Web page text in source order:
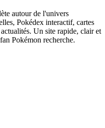
autour de l'univers
Pokédex interactif, cartes
Un site rapide, clair et
Pokémon recherche.